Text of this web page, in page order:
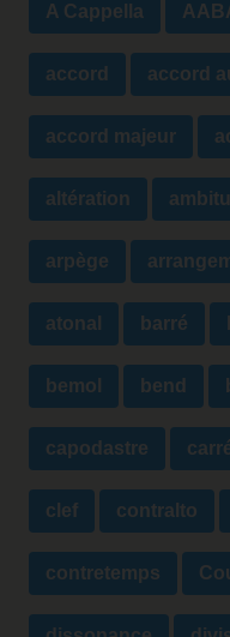
A Cappella
accord accord
accord majeur
altération
arpège
atonal barré
bemol bend
capodastre
clef contralto
contretemps